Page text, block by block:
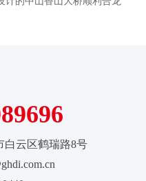
白云区鹤瑞路8号